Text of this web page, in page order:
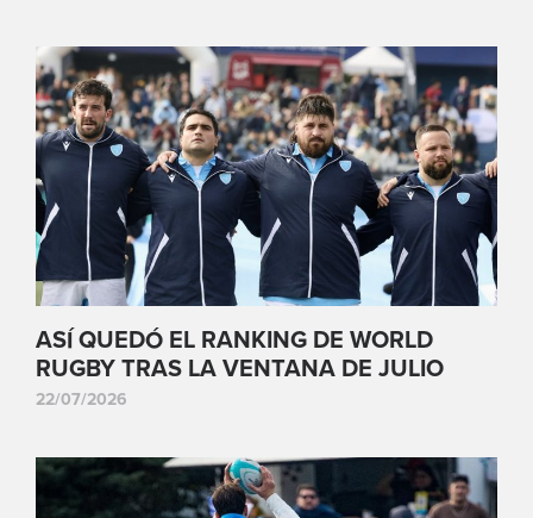
ASÍ QUEDÓ EL RANKING DE WORLD
RUGBY TRAS LA VENTANA DE JULIO
22/07/2026